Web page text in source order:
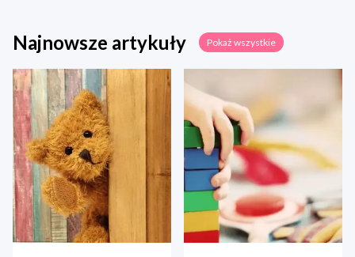
Najnowsze artykuły Pokaż wszystkie